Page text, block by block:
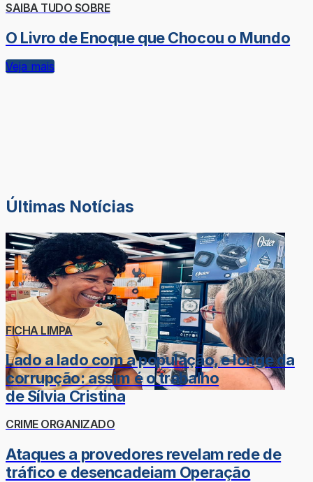
SAIBA TUDO SOBRE
O Livro de Enoque que Chocou o Mundo
Veja mais
Últimas Notícias
FICHA LIMPA
Lado a lado com a população, e longe da
corrupção: assim é o trabalho
de Sílvia Cristina
CRIME ORGANIZADO
Ataques a provedores revelam rede de
tráfico e desencadeiam Operação